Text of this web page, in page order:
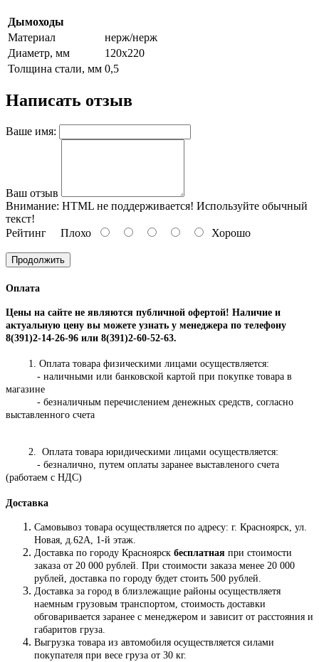
Дымоходы
Материал
нерж/нерж
Диаметр, мм
120х220
Толщина стали, мм 0,5
Написать отзыв
Ваше имя:
Ваш отзыв
Внимание: HTML не поддерживается! Используйте обычный
текст!
Рейтинг Плохо Хорошо
Продолжить
Оплата
Цены на сайте не являются публичной офертой! Наличие и
актуальную цену вы можете узнать у менеджера по телефону
8(391)2-14-26-96 или 8(391)2-60-52-63.
1. Оплата товара физическими лицами осуществляется:
- наличными или банковской картой при покупке товара в
магазине
- безналичным перечислением денежных средств, согласно
выставленного счета
2. Оплата товара юридическими лицами осуществляется:
- безналично, путем оплаты заранее выставленого счета
(работаем с НДС)
Доставка
Самовывоз товара осуществляется по адресу: г. Красноярск, ул.
Новая, д.62А, 1-й этаж.
Доставка по городу Красноярск бесплатная при стоимости
заказа от 20 000 рублей. При стоимости заказа менее 20 000
рублей, доставка по городу будет стоить 500 рублей.
Доставка за город в близлежащие районы осуществляетя
наемным грузовым транспортом, стоимость доставки
обговаривается заранее с менеджером и зависит от расстояния и
габаритов груза.
Выгрузка товара из автомобиля осуществляется силами
покупателя при весе груза от 30 кг.